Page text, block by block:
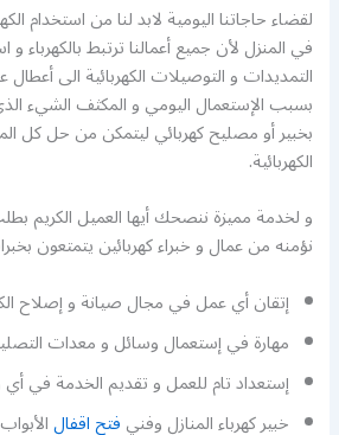
لقضاء حاجاتنا اليومية لابد لنا من استخدام
في المنزل لأن جميع أعمالنا ترتبط بالكهرباء
التمديدات و التوصيلات الكهربائية الى
بسبب الإستعمال اليومي و المكثف الشيء
بخبير أو مصليح كهربائي ليتمكن من حل كل
الكهربائية.
و لخدمة مميزة ننصحك أيها العميل الكريم
نؤمنه من عمال و خبراء كهربائين يتمتعون
إتقان أي عمل في مجال صيانة و إصلاح
مهارة في إستعمال وسائل و معدات التصليح
إستعداد تام للعمل و تقديم الخدمة في
خبير كهرباء المنازل وفنيفتح اقفال